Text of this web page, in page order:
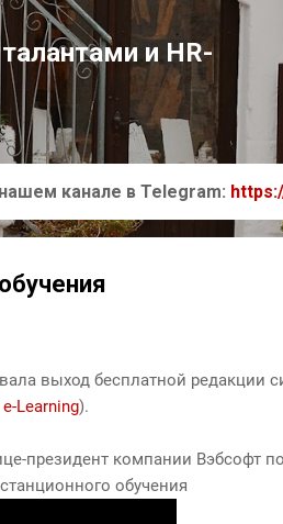
контенту
и HR-
канале в Telegram:
выход бесплатной редакции
Learning).
президент компании Вэбсофт
обучения